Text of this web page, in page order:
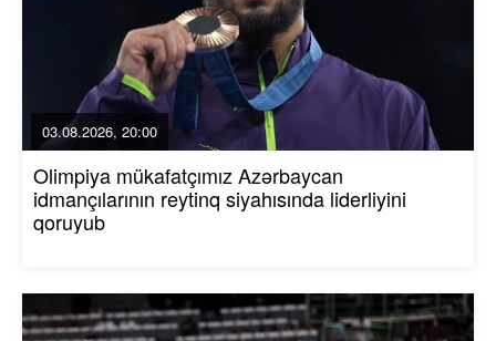
03.08.2026, 20:00
Olimpiya mükafatçımız Azərbaycan
idmançılarının reytinq siyahısında liderliyini
qoruyub